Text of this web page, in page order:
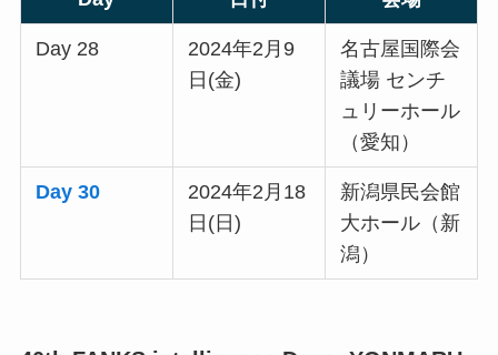
Day 28
2024年2月9
日(金)
名古屋国際会
議場 センチ
ュリーホール
（愛知）
Day 30
2024年2月18
日(日)
新潟県民会館
大ホール（新
潟）